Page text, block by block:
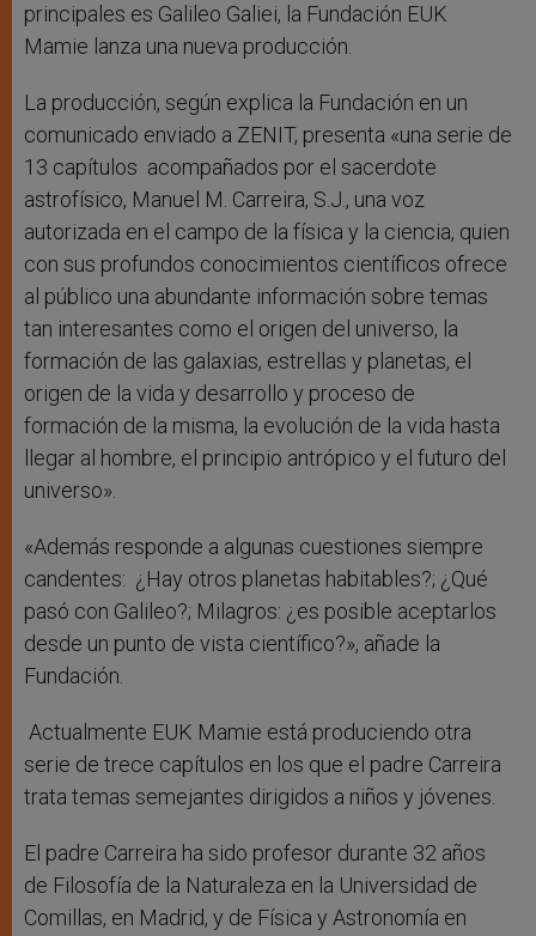
principales es Galileo Galiei, la Fundación EUK
Mamie lanza una nueva producción.
La producción, según explica la Fundación en un
comunicado enviado a ZENIT, presenta «una serie de
13 capítulos acompañados por el sacerdote
astrofísico, Manuel M. Carreira, S.J., una voz
autorizada en el campo de la física y la ciencia, quien
con sus profundos conocimientos científicos ofrece
al público una abundante información sobre temas
tan interesantes como el origen del universo, la
formación de las galaxias, estrellas y planetas, el
origen de la vida y desarrollo y proceso de
formación de la misma, la evolución de la vida hasta
llegar al hombre, el principio antrópico y el futuro del
universo».
«Además responde a algunas cuestiones siempre
candentes: ¿Hay otros planetas habitables?; ¿Qué
pasó con Galileo?; Milagros: ¿es posible aceptarlos
desde un punto de vista científico?», añade la
Fundación.
Actualmente EUK Mamie está produciendo otra
serie de trece capítulos en los que el padre Carreira
trata temas semejantes dirigidos a niños y jóvenes.
El padre Carreira ha sido profesor durante 32 años
de Filosofía de la Naturaleza en la Universidad de
Comillas, en Madrid, y de Física y Astronomía en